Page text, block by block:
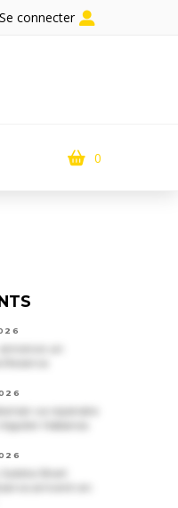
Se connecter
0
un
va rejoindre
Habanos
Short